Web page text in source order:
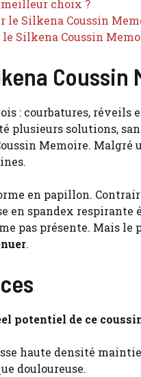
choix ?
le Silkena Coussin
Silkena Coussin
Coussin
: courbatures, réveils
plusieurs solutions,
Memoire. Malgré
en papillon.
en spandex respirante
pas présente. Mais
.
potentiel de ce
haute densité
douloureuse.